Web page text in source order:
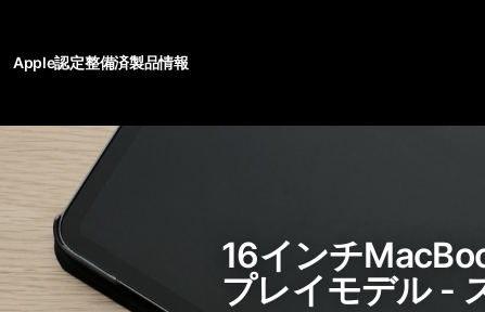
Apple認定整備済製品情報
16インチ
プレイモデル -